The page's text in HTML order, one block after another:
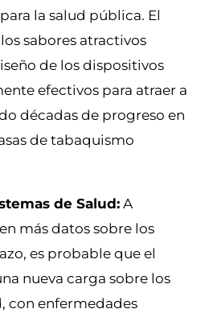
la salud pública. El
sabores atractivos
de los dispositivos
efectivos para atraer a
décadas de progreso en
de tabaquismo
de Salud:A
más datos sobre los
es probable que el
nueva carga sobre los
con enfermedades